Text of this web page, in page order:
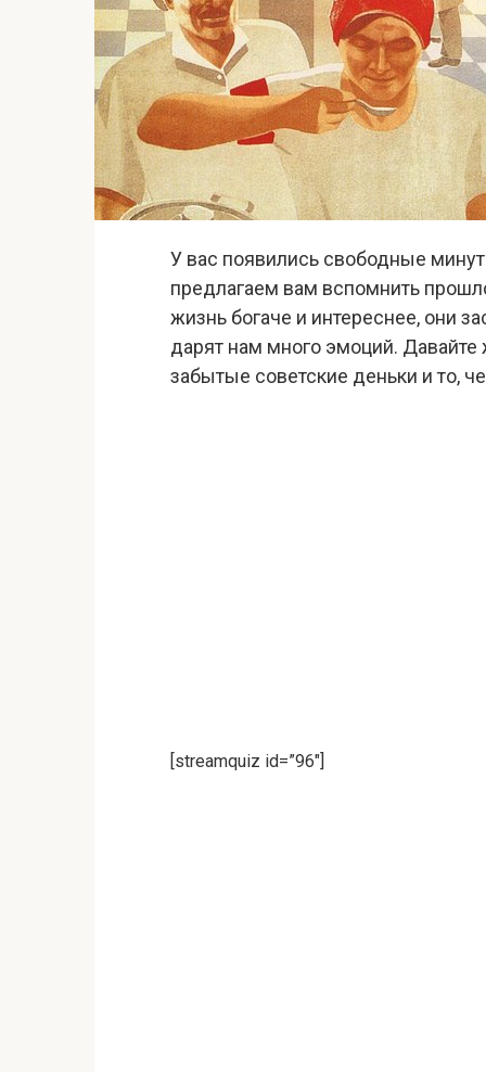
У вас появились свободные
предлагаем вам вспомнить
жизнь богаче и интереснее, они
дарят нам много эмоций.
забытые советские деньки и то,
[streamquiz id=”96″]